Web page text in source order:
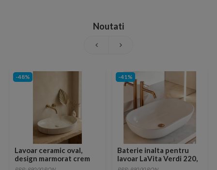
Noutati
-48%
Lavoar ceramic oval,
design marmorat crem
lucios cu vene aurii,
-41%
Baterie inalta pentru
lavoar LaVita Verdi 220,
fara ventil, brushed